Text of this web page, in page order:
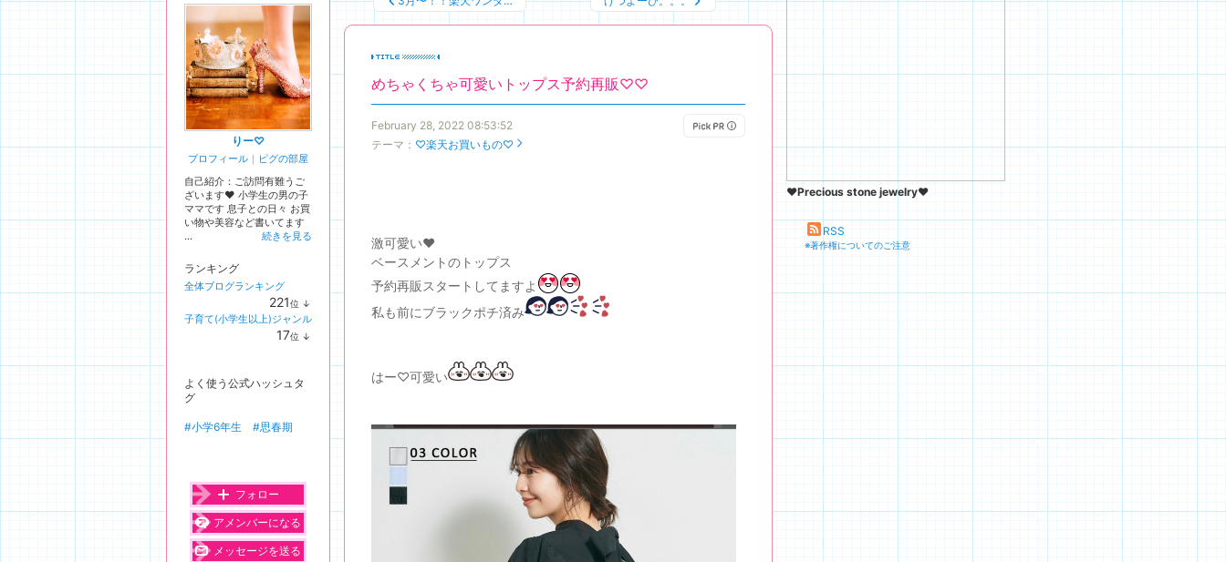
めちゃくちゃ可愛いトップス予約再販♡♡
February 28, 2022 08:53:52
テーマ： ♡楽天お買いもの♡
激可愛い❤️
ベースメントのトップス
予約再販スタートしてますよ
私も前にブラックポチ済み
はー♡可愛い
♥Precious stone jewelry♥
RSS
※著作権についてのご注意
りー♡
プロフィール ｜ ピグの部屋
自己紹介：ご訪問有難うご
ざいます♥︎ 小学生の男の子
ママです 息子との日々 お買
い物や美容など書いてます
...
続きを見る
ランキング
全体ブログランキング
221位 ↓
子育て(小学生以上)ジャンル
17位 ↓
よく使う公式ハッシュタ
グ
#小学6年生 #思春期
フォロー
アメンバーになる
メッセージを送る